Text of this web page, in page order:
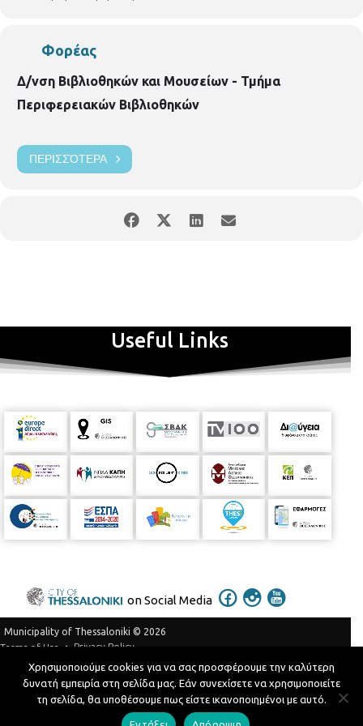
Φορέας
Δ/νση Βιβλιοθηκών και Μουσείων - Τμήμα
Περιφερειακών Βιβλιοθηκών
ΠΕΡΙΣΣΌΤΕΡΑ
Useful Links
on Social Media
Municipality of Thessaloniki © 2026
Terms of Use
Privacy Policy
Telephone Catalog
Developed byMyCompany Projects
Χρησιμοποιούμε cookies για να σας προσφέρουμε την καλύτερη
δυνατή εμπειρία στη σελίδα μας. Εάν συνεχίσετε να χρησιμοποιείτε
τη σελίδα, θα υποθέσουμε πως είστε ικανοποιημένοι με αυτό.